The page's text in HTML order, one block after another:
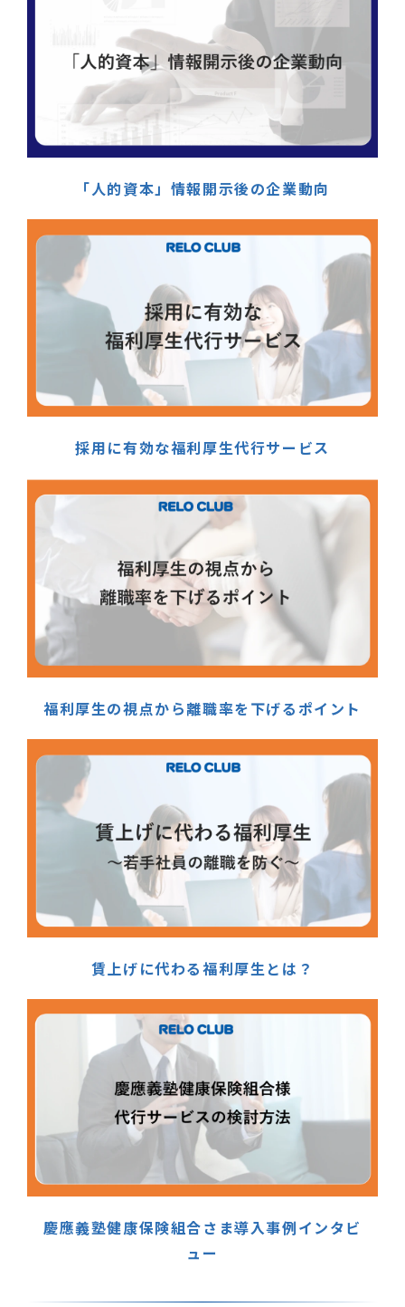
「人的資本」情報開示後の企業動向
採用に有効な福利厚生代行サービス
福利厚生の視点から離職率を下げるポイント
賃上げに代わる福利厚生とは？
慶應義塾健康保険組合さま導入事例インタビ
ュー